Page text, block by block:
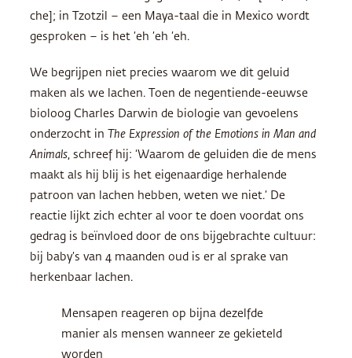
che]; in Tzotzil – een Maya-taal die in Mexico wordt
gesproken – is het ’eh ’eh ’eh.
We begrijpen niet precies waarom we dit geluid
maken als we lachen. Toen de negentiende-eeuwse
bioloog Charles Darwin de biologie van gevoelens
onderzocht in The Expression of the Emotions in Man and
Animals , schreef hij: ‘Waarom de geluiden die de mens
maakt als hij blij is het eigenaardige herhalende
patroon van lachen hebben, weten we niet.’ De
reactie lijkt zich echter al voor te doen voordat ons
gedrag is beïnvloed door de ons bijgebrachte cultuur:
bij baby’s van 4 maanden oud is er al sprake van
herkenbaar lachen.
Mensapen reageren op bijna dezelfde
manier als mensen wanneer ze gekieteld
worden